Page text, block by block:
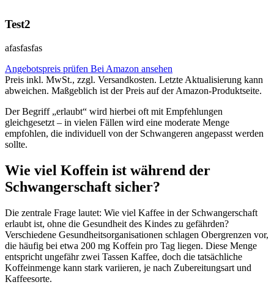
Test2
afasfasfas
Angebotspreis prüfen Bei Amazon ansehen
Preis inkl. MwSt., zzgl. Versandkosten. Letzte Aktualisierung kann
abweichen. Maßgeblich ist der Preis auf der Amazon-Produktseite.
Der Begriff „erlaubt“ wird hierbei oft mit Empfehlungen
gleichgesetzt – in vielen Fällen wird eine moderate Menge
empfohlen, die individuell von der Schwangeren angepasst werden
sollte.
Wie viel Koffein ist während der
Schwangerschaft sicher?
Die zentrale Frage lautet: Wie viel Kaffee in der Schwangerschaft
erlaubt ist, ohne die Gesundheit des Kindes zu gefährden?
Verschiedene Gesundheitsorganisationen schlagen Obergrenzen vor,
die häufig bei etwa 200 mg Koffein pro Tag liegen. Diese Menge
entspricht ungefähr zwei Tassen Kaffee, doch die tatsächliche
Koffeinmenge kann stark variieren, je nach Zubereitungsart und
Kaffeesorte.